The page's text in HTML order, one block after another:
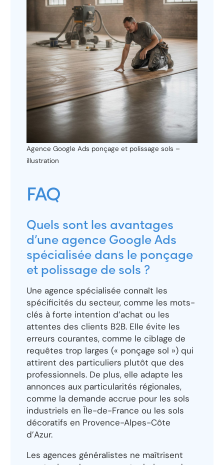
Agence Google Ads ponçage et polissage sols –
illustration
FAQ
Quels sont les avantages
d’une agence Google Ads
spécialisée dans le ponçage
et polissage de sols ?
Une agence spécialisée connaît les
spécificités du secteur, comme les mots-
clés à forte intention d’achat ou les
attentes des clients B2B. Elle évite les
erreurs courantes, comme le ciblage de
requêtes trop larges (« ponçage sol ») qui
attirent des particuliers plutôt que des
professionnels. De plus, elle adapte les
annonces aux particularités régionales,
comme la demande accrue pour les sols
industriels en Île-de-France ou les sols
décoratifs en Provence-Alpes-Côte
d’Azur.
Les agences généralistes ne maîtrisent